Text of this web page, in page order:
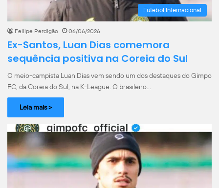
Futebol Internacional
Fellipe Perdigão 06/06/2026
Ex-Santos, Luan Dias comemora
sequência positiva na Coreia do Sul
O meio-campista Luan Dias vem sendo um dos destaques do Gimpo
FC, da Coreia do Sul, na K-League. O brasileiro…
Leia mais >